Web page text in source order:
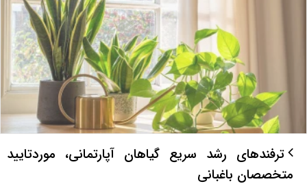
ترفندهای رشد سریع گیاهان آپارتمانی، موردتایید
متخصصان باغبانی